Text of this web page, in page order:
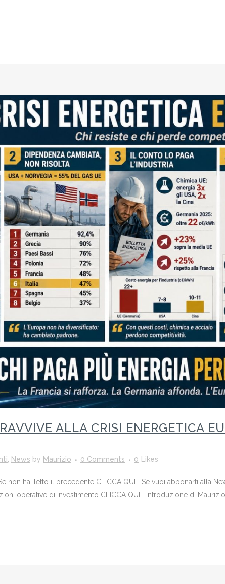
ALLA CRISI ENERGETICA
, News by Maurizio 0 Comments 0 Likes
non hai letto il precedente CLICCA QUI Se vuoi abbonarti alla
operative di investimento CLICCA QUI Introduzione di